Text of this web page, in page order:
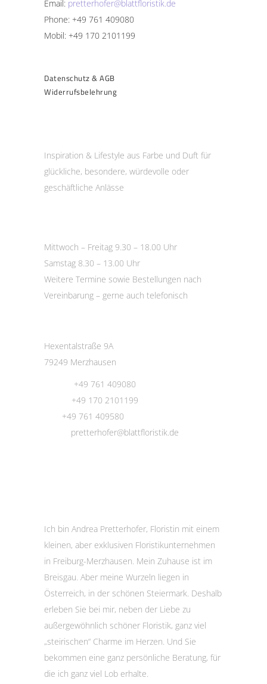
Email: pretterhofer@blattfloristik.de
Phone: +49 761 409080
Mobil: +49 170 2101199
Datenschutz & AGB
Widerrufsbelehrung
Inspiration & Lifestyle aus Farbe und Duft für
glückliche, besondere, würdevolle oder
geschäftliche Anlässe
Mittwoch – Freitag 9.30 – 18.00 Uhr
Samstag 8.30 – 13.00 Uhr
Weitere Termine sowie Bestellungen nach
Vereinbarung – gerne auch telefonisch
Hexentalstraße 9A
79249 Merzhausen
+49 761 409080
+49 170 2101199
+49 761 409580
pretterhofer@blattfloristik.de
Ich bin Andrea Pretterhofer, Floristin mit einem
kleinen, aber exklusiven Floristikunternehmen
in Freiburg-Merzhausen. Mein Zuhause ist im
Breisgau. Aber meine Wurzeln liegen in
Österreich, in der schönen Steiermark. Deshalb
erleben Sie bei mir, neben der Liebe zu
außergewöhnlich schöner Floristik, ganz viel
„steirischen“ Charme im Herzen. Und Sie
bekommen eine ganz persönliche Beratung, für
die ich ganz viel Lob erhalte.